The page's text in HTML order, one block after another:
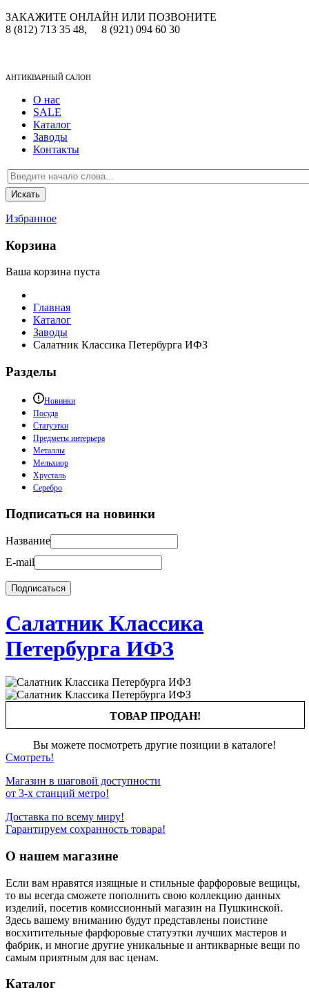
ЗАКАЖИТЕ ОНЛАЙН ИЛИ ПОЗВОНИТЕ
8 (812) 713 35 48,
8 (921) 094 60 30
АНТИКВАРНЫЙ САЛОН
О нас
SALE
Каталог
Заводы
Контакты
Избранное
Корзина
Ваша корзина пуста
Главная
Каталог
Заводы
Салатник Классика Петербурга ИФЗ
Разделы
Новинки
Посуда
Статуэтки
Предметы интерьера
Металлы
Мельхиор
Хрусталь
Серебро
Подписаться на новинки
Название
E-mail
Салатник Классика
Петербурга ИФЗ
ТОВАР ПРОДАН!
Вы можете посмотреть другие позиции в каталоге!
Смотреть!
Магазин в шаговой доступности
от 3-х станций метро!
Доставка по всему миру!
Гарантируем сохранность товара!
О нашем магазине
Если вам нравятся изящные и стильные фарфоровые вещицы,
то вы всегда сможете пополнить свою коллекцию данных
изделий, посетив комиссионный магазин на Пушкинской.
Здесь вашему вниманию будут представлены поистине
восхитительные фарфоровые статуэтки лучших мастеров и
фабрик, и многие другие уникальные и антикварные вещи по
самым приятным для вас ценам.
Каталог